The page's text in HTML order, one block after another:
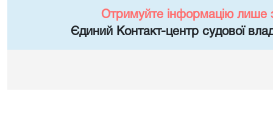
Отримуйте інформацію лише
Єдиний Контакт-центр судової